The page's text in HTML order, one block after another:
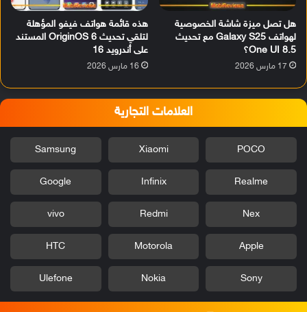
هل تصل ميزة شاشة الخصوصية
لهواتف Galaxy S25 مع تحديث
One UI 8.5؟
17 مارس 2026
هذه قائمة هواتف فيفو المؤهلة
لتلقي تحديث OriginOS 6 المستند
على أندرويد 16
16 مارس 2026
العلامات التجارية
POCO
Xiaomi
Samsung
Realme
Infinix
Google
Nex
Redmi
vivo
Apple
Motorola
HTC
Sony
Nokia
Ulefone